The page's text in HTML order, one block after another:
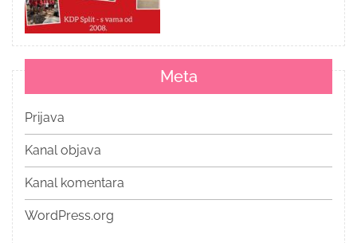
Meta
Prijava
Kanal objava
Kanal komentara
WordPress.org